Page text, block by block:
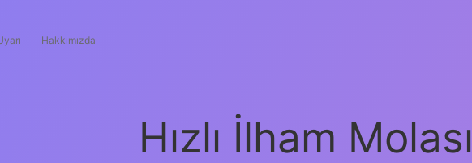
Hakkımızda
Hızlı İlham Molası